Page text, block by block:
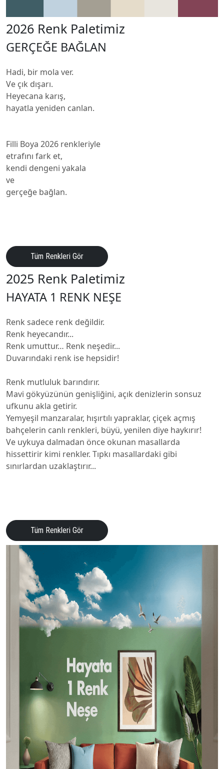
2026 Renk Paletimiz
GERÇEĞE BAĞLAN
Hadi, bir mola ver.
Ve çık dışarı.
Heyecana karış,
hayatla yeniden canlan.
Filli Boya 2026 renkleriyle
etrafını fark et,
kendi dengeni yakala
ve
gerçeğe bağlan.
Tüm Renkleri Gör
2025 Renk Paletimiz
HAYATA 1 RENK NEŞE
Renk sadece renk değildir.
Renk heyecandır...
Renk umuttur… Renk neşedir...
Duvarındaki renk ise hepsidir!
Renk mutluluk barındırır.
Mavi gökyüzünün genişliğini, açık denizlerin sonsuz
ufkunu akla getirir.
Yemyeşil manzaralar, hışırtılı yapraklar, çiçek açmış
bahçelerin canlı renkleri, büyü, yenilen diye haykırır!
Ve uykuya dalmadan önce okunan masallarda
hissettirir kimi renkler. Tıpkı masallardaki gibi
sınırlardan uzaklaştırır...
Tüm Renkleri Gör